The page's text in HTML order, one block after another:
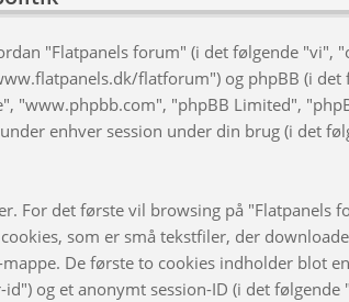
"Flatpanels forum" (i det følgende "vi",
flatforum") og phpBB (i det
"www.phpbb.com", "phpBB Limited",
enhver session under din brug (i det
For det første vil browsing på "Flatpanels
som er små tekstfiler, der
De første to cookies indholder blot en
og et anonymt session-ID (i det følgende